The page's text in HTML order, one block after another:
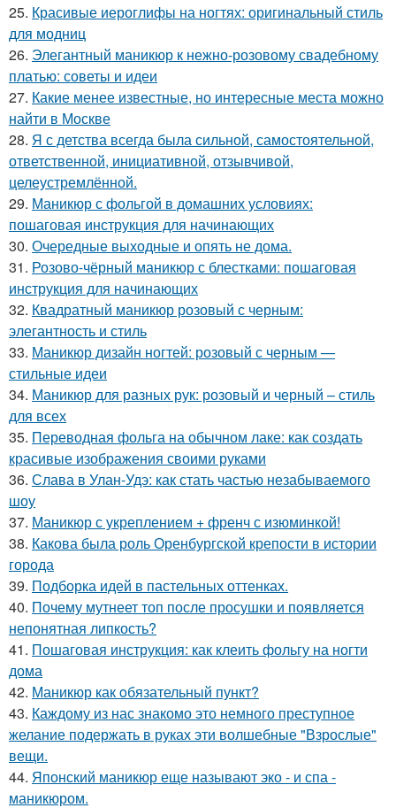
25. Красивые иероглифы на ногтях: оригинальный стиль
для модниц
26. Элегантный маникюр к нежно-розовому свадебному
платью: советы и идеи
27. Какие менее известные, но интересные места можно
найти в Москве
28. Я с детства всегда была сильной, самостоятельной,
ответственной, инициативной, отзывчивой,
целеустремлённой.
29. Маникюр с фольгой в домашних условиях:
пошаговая инструкция для начинающих
30. Очередные выходные и опять не дома.
31. Розово-чёрный маникюр с блестками: пошаговая
инструкция для начинающих
32. Квадратный маникюр розовый с черным:
элегантность и стиль
33. Маникюр дизайн ногтей: розовый с черным —
стильные идеи
34. Маникюр для разных рук: розовый и черный – стиль
для всех
35. Переводная фольга на обычном лаке: как создать
красивые изображения своими руками
36. Слава в Улан-Удэ: как стать частью незабываемого
шоу
37. Маникюр с укреплением + френч с изюминкой!
38. Какова была роль Оренбургской крепости в истории
города
39. Подборка идей в пастельных оттенках.
40. Почему мутнеет топ после просушки и появляется
непонятная липкость?
41. Пошаговая инструкция: как клеить фольгу на ногти
дома
42. Маникюр как oбязательный пункт?
43. Каждому из нас знакомо это немного преступное
желание подержать в руках эти волшебные "Взрослые"
вещи.
44. Японский маникюр еще называют эко - и спа -
маникюром.